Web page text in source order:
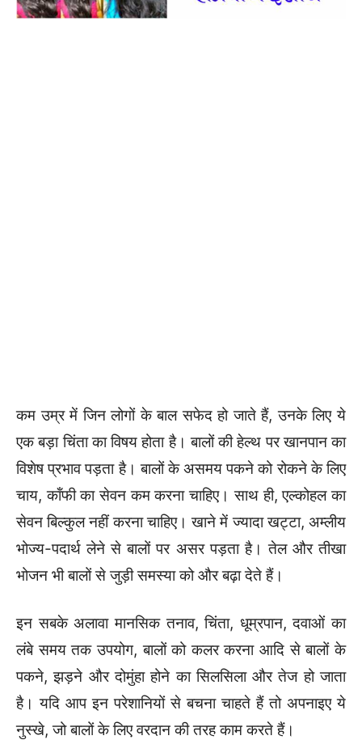
कम उम्र में जिन लोगों के बाल सफेद हो जाते हैं, उनके लिए ये
एक बड़ा चिंता का विषय होता है। बालों की हेल्थ पर खानपान का
विशेष प्रभाव पड़ता है। बालों के असमय पकने को रोकने के लिए
चाय, कॉंफी का सेवन कम करना चाहिए। साथ ही, एल्कोहल का
सेवन बिल्कुल नहीं करना चाहिए। खाने में ज्यादा खट्टा, अम्लीय
भोज्य-पदार्थ लेने से बालों पर असर पड़ता है। तेल और तीखा
भोजन भी बालों से जुड़ी समस्या को और बढ़ा देते हैं।
इन सबके अलावा मानसिक तनाव, चिंता, धूम्रपान, दवाओं का
लंबे समय तक उपयोग, बालों को कलर करना आदि से बालों के
पकने, झड़ने और दोमुंहा होने का सिलसिला और तेज हो जाता
है। यदि आप इन परेशानियों से बचना चाहते हैं तो अपनाइए ये
नुस्खे, जो बालों के लिए वरदान की तरह काम करते हैं।